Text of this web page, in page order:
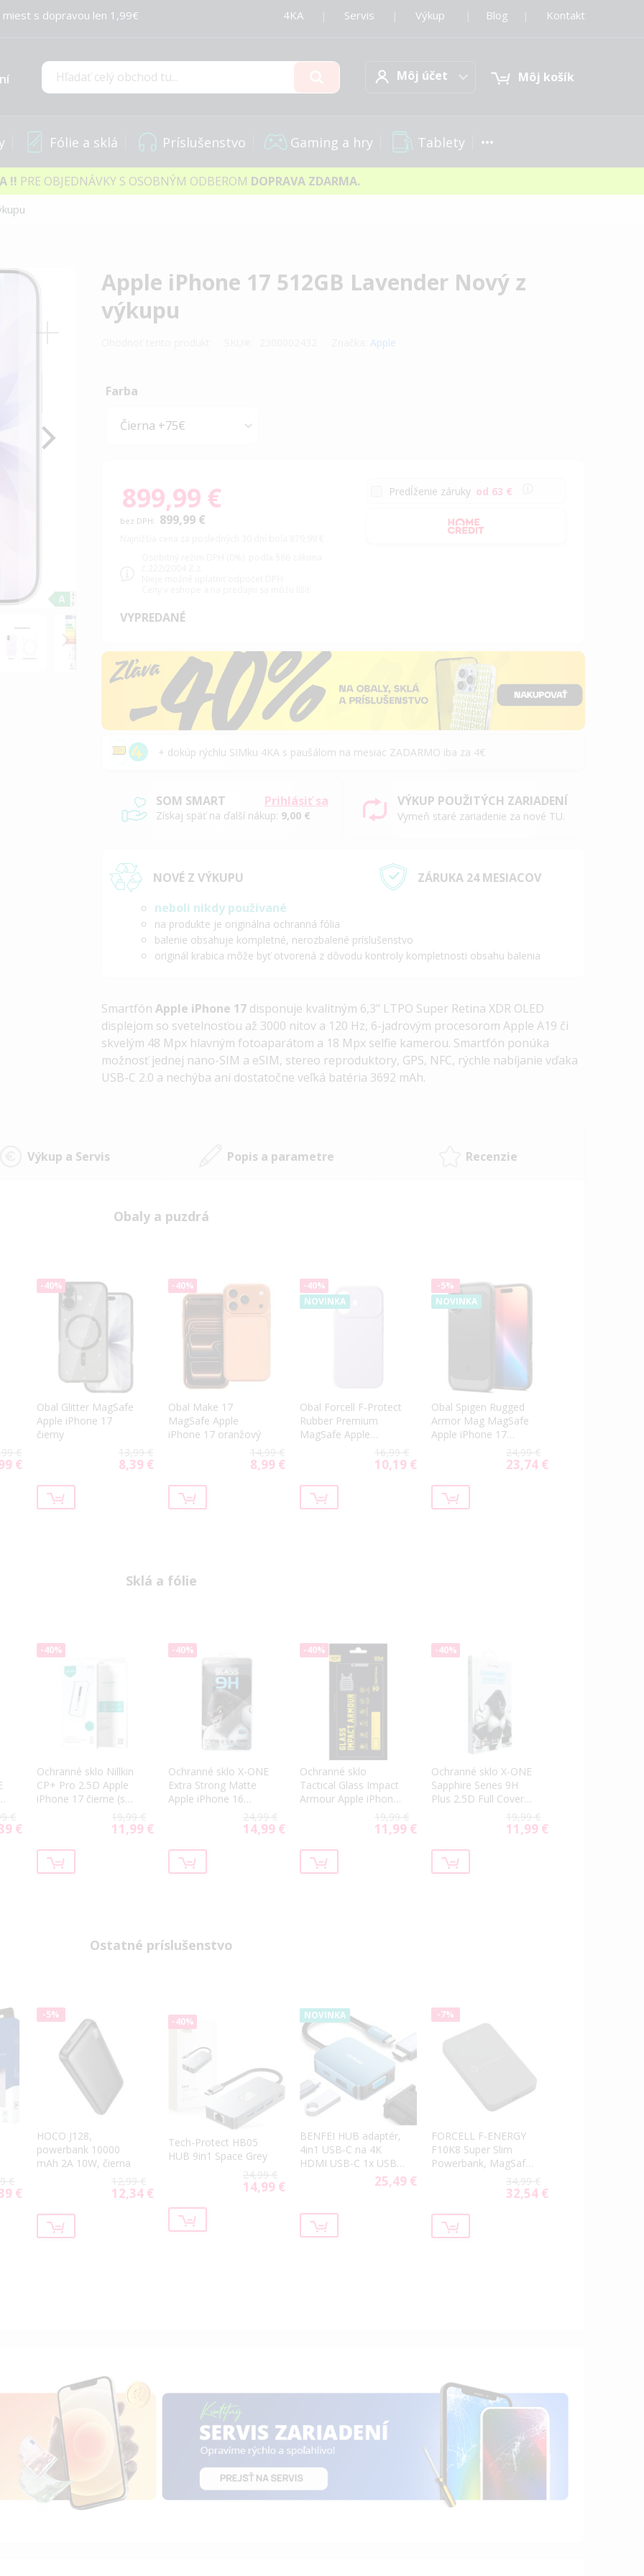
s dopravou len 1,99€ 4KA Servis Výkup Blog Kontakt
Hľadať
Môj účetMôj účet Môj košík
Fólie a sklá Príslušenstvo Gaming a hry Tablety
!! PRE OBJEDNÁVKY S OSOBNÝM ODBEROM DOPRAVA ZDARMA.
Apple iPhone 17 512GB Lavender Nový z
výkupu
Apple
Farba
899,99 €
899,99 €
VYPREDANÉ
Predĺženie záruky od 63 €
+ dokúp rýchlu SIMku 4KA s paušálom na mesiac ZADARMO iba za 4€
Prihlásiť sa
SOM SMART
Získaj späť na ďalší nákup: 9,00 €
VÝKUP POUŽITÝCH ZARIADENÍ
Vymeň staré zariadenie za nové TU.
NOVÉ Z VÝKUPU
ZÁRUKA 24 MESIACOV
neboli nikdy používané
na produkte je originálna ochranná fólia
balenie obsahuje kompletné, nerozbalené príslušenstvo
originál krabica môže byť otvorená z dôvodu kontroly kompletnosti obsahu balenia
SmartfónApple iPhone 17 disponuje kvalitným 6,3" LTPO Super Retina XDR OLED
displejom so svetelnosťou až 3000 nitov a 120 Hz, 6-jadrovým procesorom Apple A19 či
skvelým 48 Mpx hlavným fotoaparátom a 18 Mpx selfie kamerou. Smartfón ponúka
možnosť jednej nano-SIM a eSIM, stereo reproduktory, GPS, NFC, rýchle nabíjanie vďaka
USB-C 2.0 a nechýba ani dostatočne veľká batéria 3692 mAh.
Výkup a Servis Popis a parametre Recenzie
Obaly a puzdrá
€
€
-40%
Obal Glitter MagSafe
Apple iPhone 17
čierny
13,99 €
Special
8,39 €
-40%
Obal Make 17
MagSafe Apple
iPhone 17 oranžový
14,99 €
Special
8,99 €
-40%
NOVINKA
Obal Forcell F-Protect
Rubber Premium
MagSafe Apple
iPhone 17 fialový16,99 €
Special
10,19 €
-5%
NOVINKA
Obal Spigen Rugged
Armor Mag MagSafe
Apple iPhone 17
24,99 €
Special
23,74 €
Sklá a fólie
€
€
-40%
Ochranné sklo Nillkin
CP+ Pro 2.5D Apple
iPhone 17 čierne (s
19,99 €
Special
11,99 €
-40%
Ochranné sklo X-ONE
Extra Strong Matte
Apple iPhone 16
Pro/17/17 Pro čierne
24,99 €
Special
14,99 €
-40%
Ochranné sklo
Tactical Glass Impact
Armour Apple iPhone
19,99 €
Special
11,99 €
-40%
Ochranné sklo X-ONE
Sapphire Series 9H
Plus 2.5D Full Cover
Pro/17/17 Pro čierne
19,99 €
Special
11,99 €
Ostatné príslušenstvo
€
€
-5%
HOCO J128,
powerbank 10000
mAh 2A 10W, čierna
12,99 €
Special
12,34 €
-40%
Tech-Protect HB05
HUB 9in1 Space Grey
24,99 €
Special
14,99 €
NOVINKA
BENFEI HUB adaptér,
4in1 USB-C na 4K
HDMI USB-C 1x USB-
25,49 €
-7%
FORCELL F-ENERGY
F10K8 Super Slim
Powerbank, MagSafe
PD3.0 QC4.0 15W,34,99 €
Special
32,54 €